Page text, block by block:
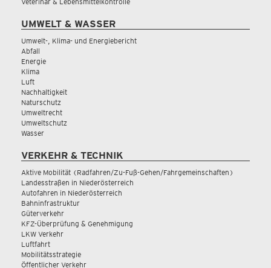
UMWELT & WASSER
Umwelt-, Klima- und Energiebericht
Abfall
Energie
Klima
Luft
Nachhaltigkeit
Naturschutz
Umweltrecht
Umweltschutz
Wasser
VERKEHR & TECHNIK
Aktive Mobilität (Radfahren/Zu-Fuß-Gehen/Fahrgemeinschaften)
Landesstraßen in Niederösterreich
Autofahren in Niederösterreich
Bahninfrastruktur
Güterverkehr
KFZ-Überprüfung & Genehmigung
LKW Verkehr
Luftfahrt
Mobilitätsstrategie
Öffentlicher Verkehr